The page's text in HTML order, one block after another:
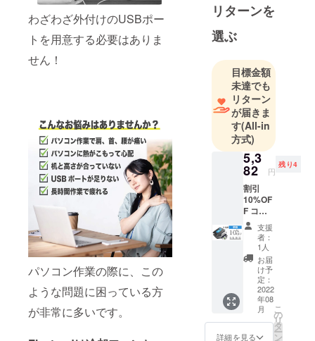
わざわざ外付けのUSBポー
トを用意する必要はありま
せん！
パソコン作業の際に、この
ような問題に困っている方
が非常に多いです。
海外のユ
ニークな商
品を販売
し、みなさ
まにワンラ
ンク上の日
常をお届け
できるよう
精進しま
す！
リターンを
選ぶ
目標金額
未達でも
リターン
が届きま
す(All-in
方式)
5,3
82 円
残り4
割引
10%OF
F コー
ス 定価
5,980円
5,382円
（税・
送料
込） 配
送時
期：
2022年
8月予定
支援
者：
1人
お届
け予
定：
2022
年08
月
詳細を見る
こ
の
リ
タ
ー
ン